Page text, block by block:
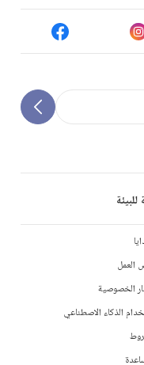
العمل
الخصوصية
الذكاء الاصطناعي